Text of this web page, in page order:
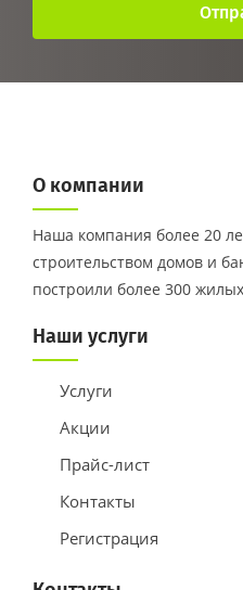
О компании
Наша компания более 20
строительством домов и
построили более 300
Наши услуги
Услуги
Акции
Прайс-лист
Контакты
Регистрация